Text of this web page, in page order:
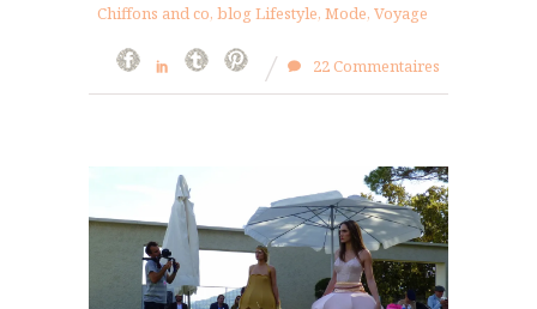
Chiffons and co, blog Lifestyle, Mode, Voyage
22 Commentaires